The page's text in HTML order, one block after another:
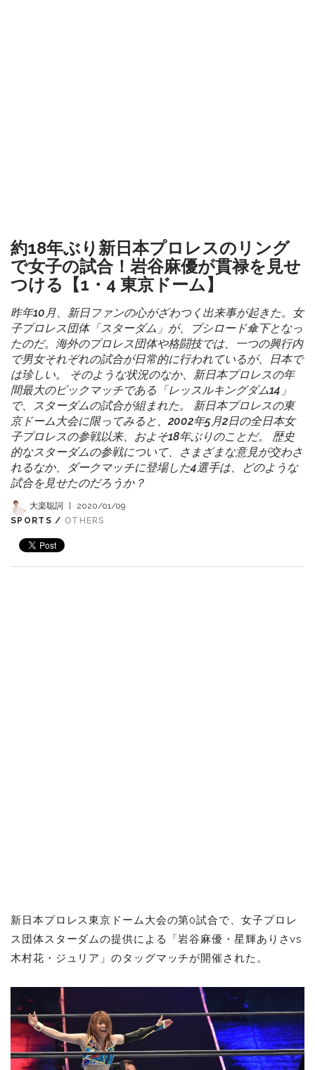
約18年ぶり新日本プロレスのリング
で女子の試合！岩谷麻優が貫禄を見せ
つける【1・4 東京ドーム】
昨年10月、新日ファンの心がざわつく出来事が起きた。女
子プロレス団体「スターダム」が、ブシロード傘下となっ
たのだ。海外のプロレス団体や格闘技では、一つの興行内
で男女それぞれの試合が日常的に行われているが、日本で
は珍しい。 そのような状況のなか、新日本プロレスの年
間最大のビックマッチである「レッスルキングダム14」
で、スターダムの試合が組まれた。 新日本プロレスの東
京ドーム大会に限ってみると、2002年5月2日の全日本女
子プロレスの参戦以来、およそ18年ぶりのことだ。 歴史
的なスターダムの参戦について、さまざまな意見が交わさ
れるなか、ダークマッチに登場した4選手は、どのような
試合を見せたのだろうか？
大楽聡詞
2020/01/09
SPORTS / OTHERS
新日本プロレス東京ドーム大会の第0試合で、 女子プロレ
ス団体スターダムの提供による「岩谷麻優・星輝ありさvs
木村花・ジュリア」のタッグマッチが開催された。